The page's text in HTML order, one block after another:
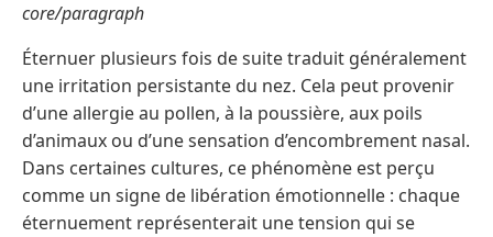
core/paragraph
Éternuer plusieurs fois de suite traduit généralement
une irritation persistante du nez. Cela peut provenir
d’une allergie au pollen, à la poussière, aux poils
d’animaux ou d’une sensation d’encombrement nasal.
Dans certaines cultures, ce phénomène est perçu
comme un signe de libération émotionnelle : chaque
éternuement représenterait une tension qui se